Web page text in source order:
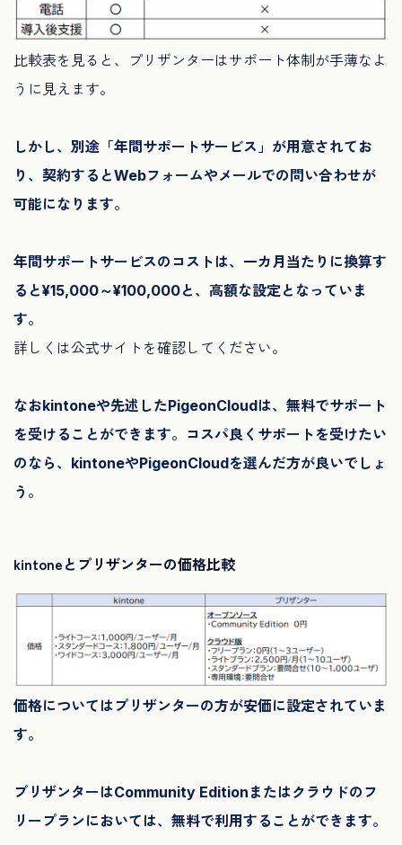
比較表を見ると、プリザンターはサポート体制が手薄なよ
うに見えます。
しかし、別途「年間サポートサービス」が用意されてお
り、契約するとWebフォームやメールでの問い合わせが
可能になります。
年間サポートサービスのコストは、一カ月当たりに換算す
ると¥15,000～¥100,000と、高額な設定となっていま
す。
詳しくは公式サイトを確認してください。
なおkintoneや先述したPigeonCloudは、無料でサポート
を受けることができます。コスパ良くサポートを受けたい
のなら、kintoneやPigeonCloudを選んだ方が良いでしょ
う。
kintoneとプリザンターの価格比較
価格についてはプリザンターの方が安価に設定されていま
す。
プリザンターはCommunity Editionまたはクラウドのフ
リープランにおいては、無料で利用することができます。